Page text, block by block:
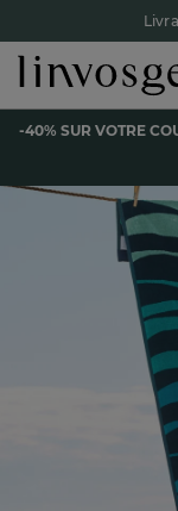
Payez
Le parrainage
-40% sur votre
-40% SUR VOTRE
Voir tous les